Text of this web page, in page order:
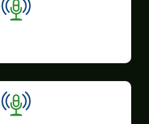
Ilustração
Comunicação
Ilustração